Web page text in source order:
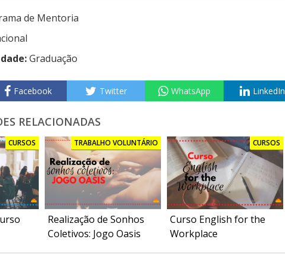
de Mentoria
Graduação
Facebook Twitter WhatsApp LinkedIn
RELACIONADAS
CURSOS TRABALHO VOLUNTÁRIO
Realização de Sonhos
Coletivos: Jogo Oasis
CURSOS
Curso English for the
Workplace